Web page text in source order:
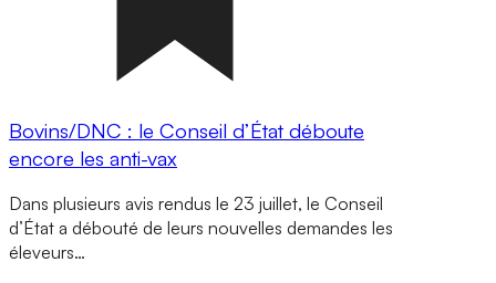
Bovins/DNC : le Conseil d’État déboute
encore les anti-vax
Dans plusieurs avis rendus le 23 juillet, le Conseil
d’État a débouté de leurs nouvelles demandes les
éleveurs…